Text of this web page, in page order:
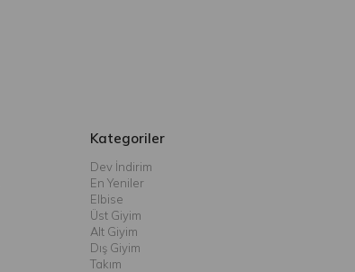
Kategoriler
Dev İndirim
En Yeniler
Elbise
Üst Giyim
Alt Giyim
Dış Giyim
Takım